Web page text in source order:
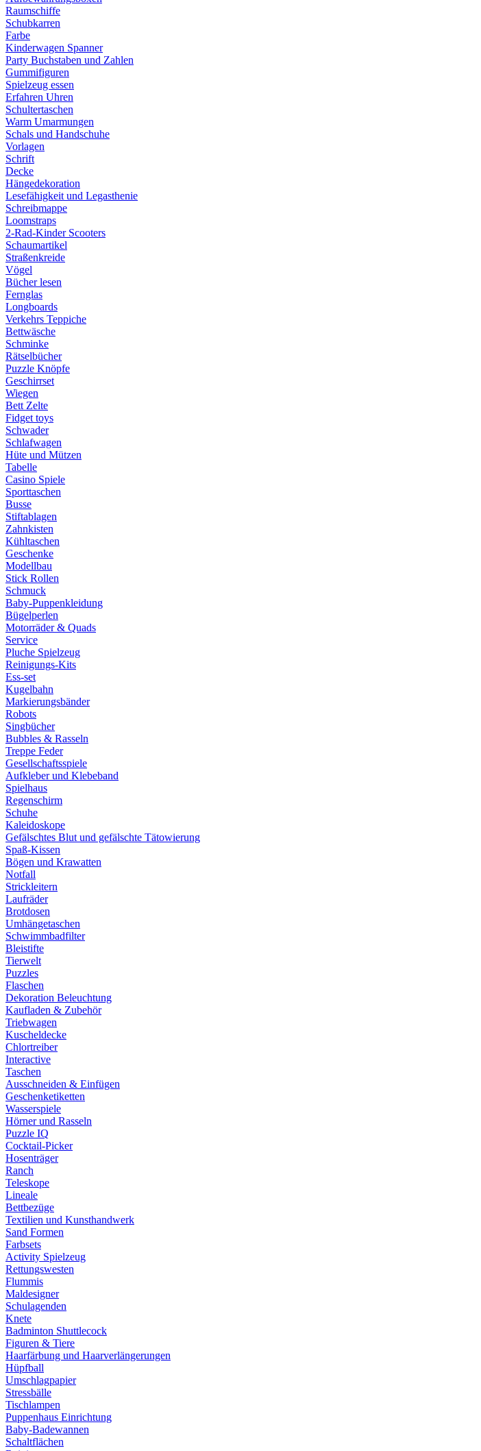
Raumschiffe
Schubkarren
Farbe
Kinderwagen Spanner
Party Buchstaben und Zahlen
Gummifiguren
Spielzeug essen
Erfahren Uhren
Schultertaschen
Warm Umarmungen
Schals und Handschuhe
Vorlagen
Schrift
Decke
Hängedekoration
Lesefähigkeit und Legasthenie
Schreibmappe
Loomstraps
2-Rad-Kinder Scooters
Schaumartikel
Straßenkreide
Vögel
Bücher lesen
Fernglas
Longboards
Verkehrs Teppiche
Bettwäsche
Schminke
Rätselbücher
Puzzle Knöpfe
Geschirrset
Wiegen
Bett Zelte
Fidget toys
Schwader
Schlafwagen
Hüte und Mützen
Tabelle
Casino Spiele
Sporttaschen
Busse
Stiftablagen
Zahnkisten
Kühltaschen
Geschenke
Modellbau
Stick Rollen
Schmuck
Baby-Puppenkleidung
Bügelperlen
Motorräder & Quads
Service
Pluche Spielzeug
Reinigungs-Kits
Ess-set
Kugelbahn
Markierungsbänder
Robots
Singbücher
Bubbles & Rasseln
Treppe Feder
Gesellschaftsspiele
Aufkleber und Klebeband
Spielhaus
Regenschirm
Schuhe
Kaleidoskope
Gefälschtes Blut und gefälschte Tätowierung
Spaß-Kissen
Bögen und Krawatten
Notfall
Strickleitern
Laufräder
Brotdosen
Umhängetaschen
Schwimmbadfilter
Bleistifte
Tierwelt
Puzzles
Flaschen
Dekoration Beleuchtung
Kaufladen & Zubehör
Triebwagen
Kuscheldecke
Chlortreiber
Interactive
Taschen
Ausschneiden & Einfügen
Geschenketiketten
Wasserspiele
Hörner und Rasseln
Puzzle IQ
Cocktail-Picker
Hosenträger
Ranch
Teleskope
Lineale
Bettbezüge
Textilien und Kunsthandwerk
Sand Formen
Farbsets
Activity Spielzeug
Rettungswesten
Flummis
Maldesigner
Schulagenden
Knete
Badminton Shuttlecock
Figuren & Tiere
Haarfärbung und Haarverlängerungen
Hüpfball
Umschlagpapier
Stressbälle
Tischlampen
Puppenhaus Einrichtung
Baby-Badewannen
Schaltflächen